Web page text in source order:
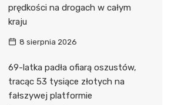
prędkości na drogach w całym
kraju
8 sierpnia 2026
69-latka padła ofiarą oszustów,
tracąc 53 tysiące złotych na
fałszywej platformie